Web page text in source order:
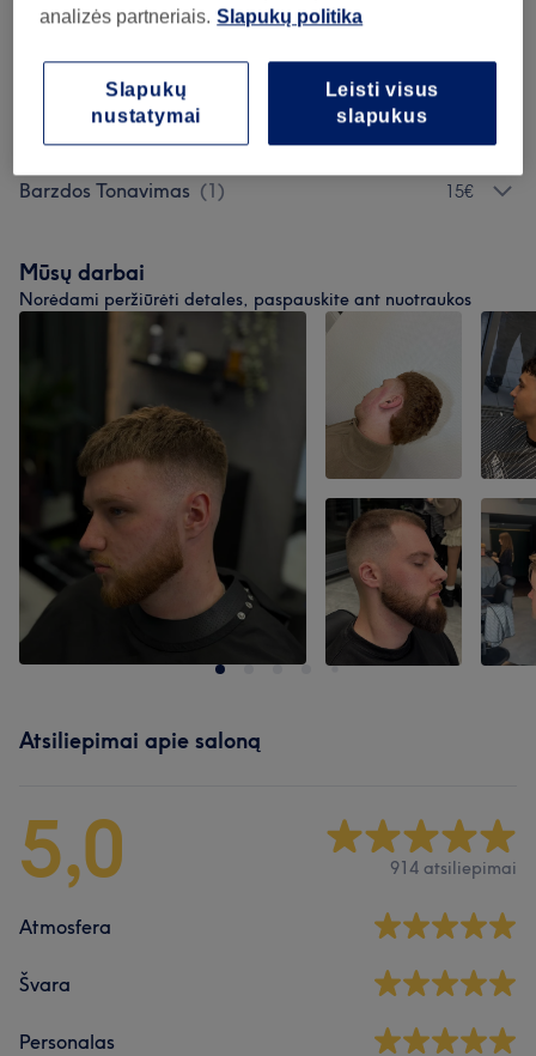
Kirpimas (9)
Turintiems Dovanų Kuponą
Barzdos Tonavimas (1) 15€
Mūsų darbai
Norėdami peržiūrėti detales, paspauskite ant nuotraukos
Atsiliepimai apie saloną
5,0 914 atsiliepimai
Atmosfera
Švara
Personalas
analizės partneriais. Slapukų politika
Leisti visus
slapukus
Slapukų
nustatymai